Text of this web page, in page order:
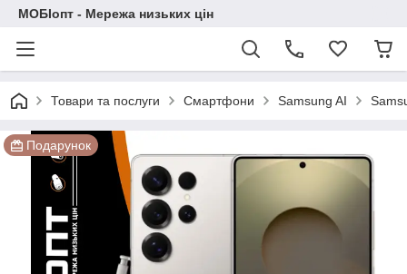
МОБІопт - Мережа низьких цін
Товари та послуги Смартфони Samsung AI
Подарунок